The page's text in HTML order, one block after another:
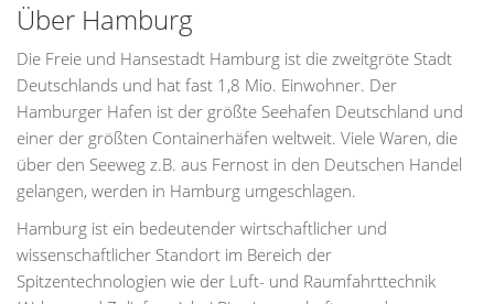
Über Hamburg
Die Freie und Hansestadt Hamburg ist die zweitgröte Stadt
Deutschlands und hat fast 1,8 Mio. Einwohner. Der
Hamburger Hafen ist der größte Seehafen Deutschland und
einer der größten Containerhäfen weltweit. Viele Waren, die
über den Seeweg z.B. aus Fernost in den Deutschen Handel
gelangen, werden in Hamburg umgeschlagen.
Hamburg ist ein bedeutender wirtschaftlicher und
wissenschaftlicher Standort im Bereich der
Spitzentechnologien wie der Luft- und Raumfahrttechnik